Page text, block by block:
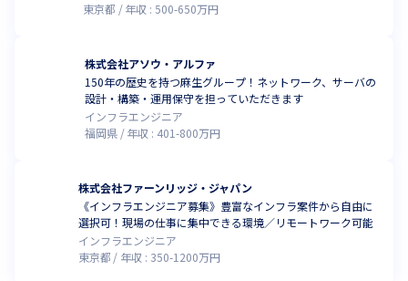
東京都
年収 :500-650万円
株式会社アソウ・アルファ
150年の歴史を持つ麻生グループ！ネットワーク、サーバの
設計・構築・運用保守を担っていただきます
インフラエンジニア
福岡県
年収 : 401-800万円
株式会社ファーンリッジ・ジャパン
《インフラエンジニア募集》豊富なインフラ案件から自由に
選択可！現場の仕事に集中できる環境／リモートワーク可能
インフラエンジニア
東京都
年収 : 350-1200万円